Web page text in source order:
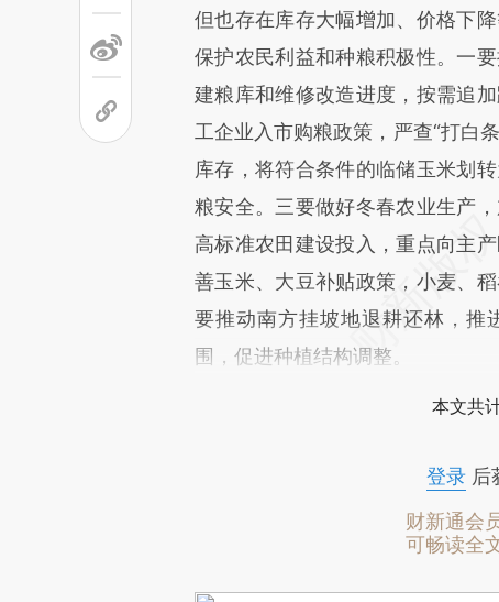
但也存在库存大幅增加、价格下
保护农民利益和种粮积极性。一
建粮库和维修改造进度，按需追
工企业入市购粮政策，严查“打白
库存，将符合条件的临储玉米划
粮安全。三要做好冬春农业生产
高标准农田建设投入，重点向主
善玉米、大豆补贴政策，小麦、
要推动南方挂坡地退耕还林，推
围，促进种植结构调整。
本文共
登录后
财新通会
可畅读全